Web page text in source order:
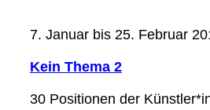
7. Januar bis 25. Februar
Kein Thema 2
30 Positionen der